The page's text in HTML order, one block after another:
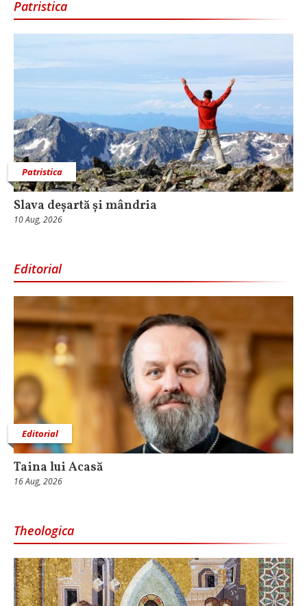
Patristica
Patristica
Slava deșartă și mândria
10 Aug, 2026
Editorial
Editorial
Taina lui Acasă
16 Aug, 2026
Theologica